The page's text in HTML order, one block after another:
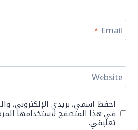
Email
*
Website
احفظ اسمي، بريدي الإلكتروني،
في هذا المتصفح لاستخدامها
تعليقي.